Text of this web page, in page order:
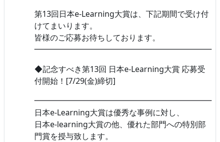
第13回日本e-Learning大賞は、下記期間で受け付
けてまいります。
皆様のご応募お待ちしております。
◆記念すべき第13回 日本e-Learning大賞 応募受
付開始！[7/29(金)締切]
日本e-Learning大賞は優秀な事例に対し、
日本e-learning大賞の他、優れた部門への特別部
門賞を授与致します。